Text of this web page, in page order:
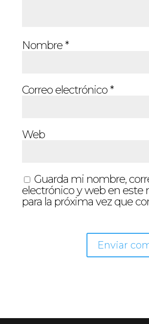
Nombre*
Correo electrónico*
Web
Guarda mi nombre,
electrónico y web en este
para la próxima vez que